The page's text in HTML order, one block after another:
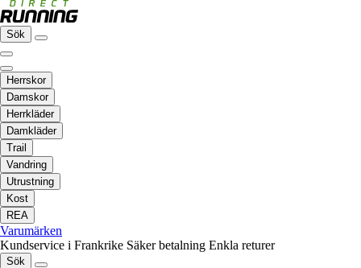
Sök
Herrskor
Damskor
Herrkläder
Damkläder
Trail
Vandring
Utrustning
Kost
REA
Varumärken
Kundservice i Frankrike Säker betalning Enkla returer
Sök